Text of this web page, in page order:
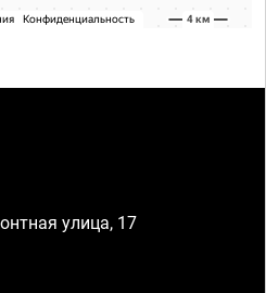
улица, 17